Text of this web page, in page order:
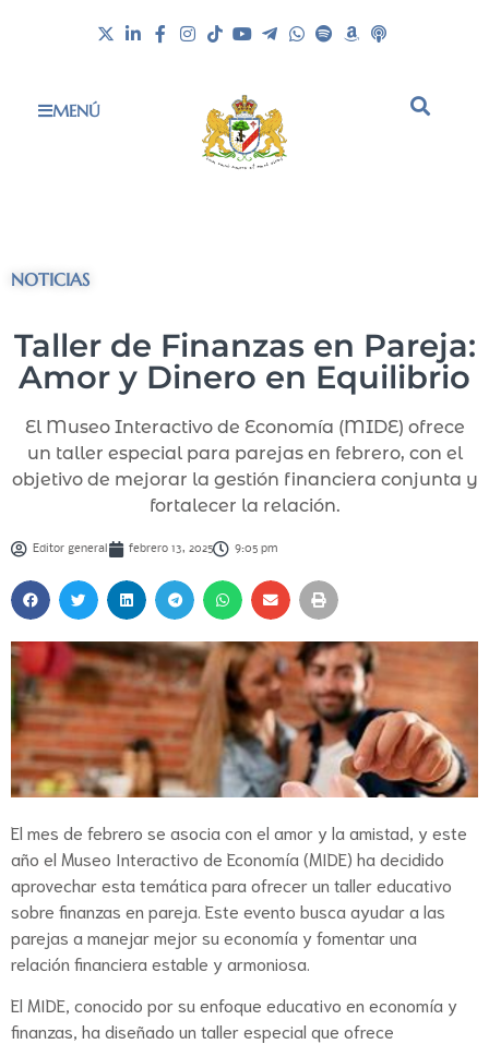
MENÚ
NOTICIAS
Taller de Finanzas en Pareja:
Amor y Dinero en Equilibrio
El Museo Interactivo de Economía (MIDE) ofrece
un taller especial para parejas en febrero, con el
objetivo de mejorar la gestión financiera conjunta y
fortalecer la relación.
Editor general febrero 13, 2025 9:05 pm
El mes de febrero se asocia con el amor y la amistad, y este
año el Museo Interactivo de Economía (MIDE) ha decidido
aprovechar esta temática para ofrecer un taller educativo
sobre finanzas en pareja. Este evento busca ayudar a las
parejas a manejar mejor su economía y fomentar una
relación financiera estable y armoniosa.
El MIDE, conocido por su enfoque educativo en economía y
finanzas, ha diseñado un taller especial que ofrece